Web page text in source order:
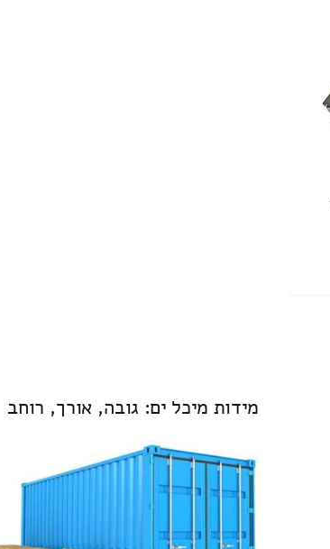
מידות מיכל ים: גובה, אורך, רוחב